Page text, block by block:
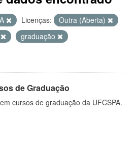
Licenças:
Outra (Aberta)
graduação
de Graduação
cursos de graduação da UFCSPA.